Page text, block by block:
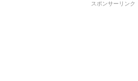
スポンサーリンク